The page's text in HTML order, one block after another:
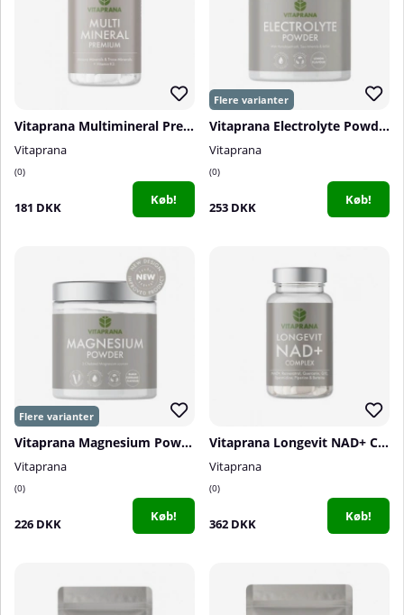
Vitaprana Multimineral Premium, 100 caps
Vitaprana
0
181 DKK Køb!
Vitaprana Electrolyte Powder, 375 g
Vitaprana
0
253 DKK Køb!
Vitaprana Magnesium Powder, 210 g
Vitaprana
0
226 DKK Køb!
Vitaprana Longevit NAD+ Complex, 30 caps
Vitaprana
0
362 DKK Køb!